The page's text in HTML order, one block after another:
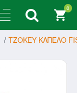
0
ΤΖΟΚΕΥ ΚΑΠΕΛΟ